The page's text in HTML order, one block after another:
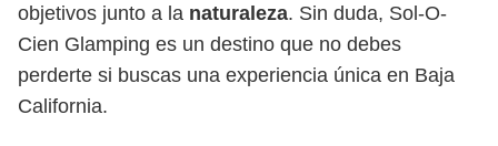
objetivos junto a la naturaleza. Sin duda, Sol-O-
Cien Glamping es un destino que no debes
perderte si buscas una experiencia única en Baja
California.